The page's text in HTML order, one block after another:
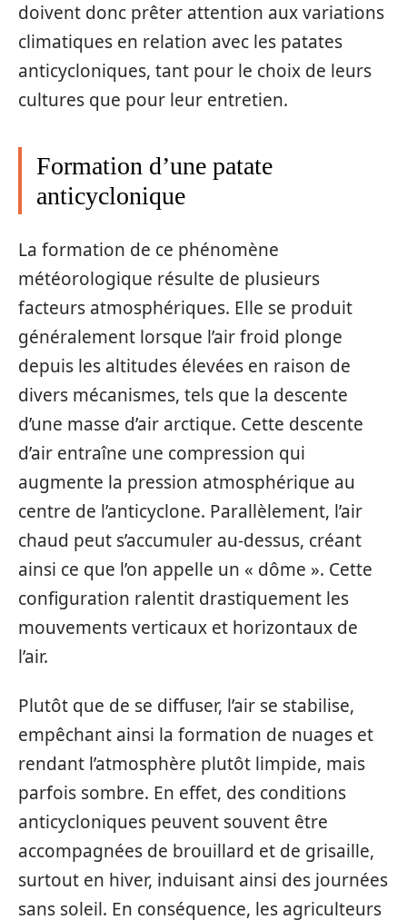
doivent donc prêter attention aux variations
climatiques en relation avec les patates
anticycloniques, tant pour le choix de leurs
cultures que pour leur entretien.
Formation d’une patate
anticyclonique
La formation de ce phénomène
météorologique résulte de plusieurs
facteurs atmosphériques. Elle se produit
généralement lorsque l’air froid plonge
depuis les altitudes élevées en raison de
divers mécanismes, tels que la descente
d’une masse d’air arctique. Cette descente
d’air entraîne une compression qui
augmente la pression atmosphérique au
centre de l’anticyclone. Parallèlement, l’air
chaud peut s’accumuler au-dessus, créant
ainsi ce que l’on appelle un « dôme ». Cette
configuration ralentit drastiquement les
mouvements verticaux et horizontaux de
l’air.
Plutôt que de se diffuser, l’air se stabilise,
empêchant ainsi la formation de nuages et
rendant l’atmosphère plutôt limpide, mais
parfois sombre. En effet, des conditions
anticycloniques peuvent souvent être
accompagnées de brouillard et de grisaille,
surtout en hiver, induisant ainsi des journées
sans soleil. En conséquence, les agriculteurs